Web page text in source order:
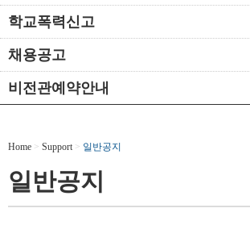
학교폭력신고
채용공고
비전관예약안내
Home > Support > 일반공지
일반공지